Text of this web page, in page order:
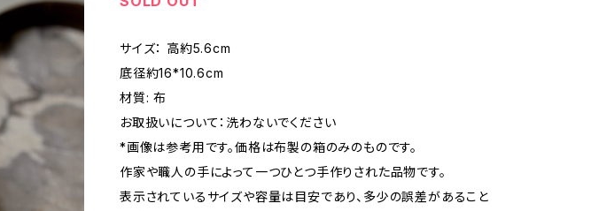
サイズ： 高約5.6cm
底径約16*10.6cm
材質: 布
お取扱いについて：洗わないでください
*画像は参考用です。価格は布製の箱のみのものです。
作家や職人の手によって一つひとつ手作りされた品物です。
表示されているサイズや容量は目安であり、多少の誤差があること